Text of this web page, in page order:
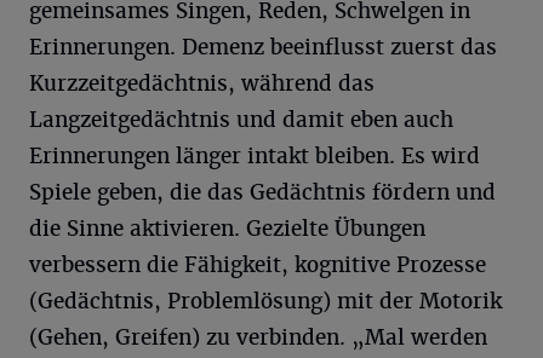
gemeinsames Singen, Reden, Schwelgen in
Erinnerungen. Demenz beeinflusst zuerst das
Kurzzeitgedächtnis, während das
Langzeitgedächtnis und damit eben auch
Erinnerungen länger intakt bleiben. Es wird
Spiele geben, die das Gedächtnis fördern und
die Sinne aktivieren. Gezielte Übungen
verbessern die Fähigkeit, kognitive Prozesse
(Gedächtnis, Problemlösung) mit der Motorik
(Gehen, Greifen) zu verbinden. „Mal werden